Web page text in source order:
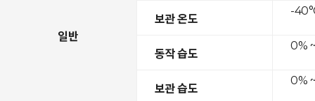
일반
보관 온도
동작 습도
보관 습도
-
0%
0%